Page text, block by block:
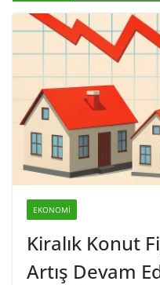
EKONOMI
Kiralık Konut
Artış Devam